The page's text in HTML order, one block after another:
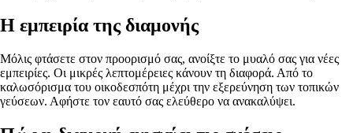
Η εμπειρία της διαμονής
Μόλις φτάσετε στον προορισμό σας, ανοίξτε το μυαλό σας για νέες
εμπειρίες. Οι μικρές λεπτομέρειες κάνουν τη διαφορά. Από το
καλωσόρισμα του οικοδεσπότη μέχρι την εξερεύνηση των τοπικών
γεύσεων. Αφήστε τον εαυτό σας ελεύθερο να ανακαλύψει.